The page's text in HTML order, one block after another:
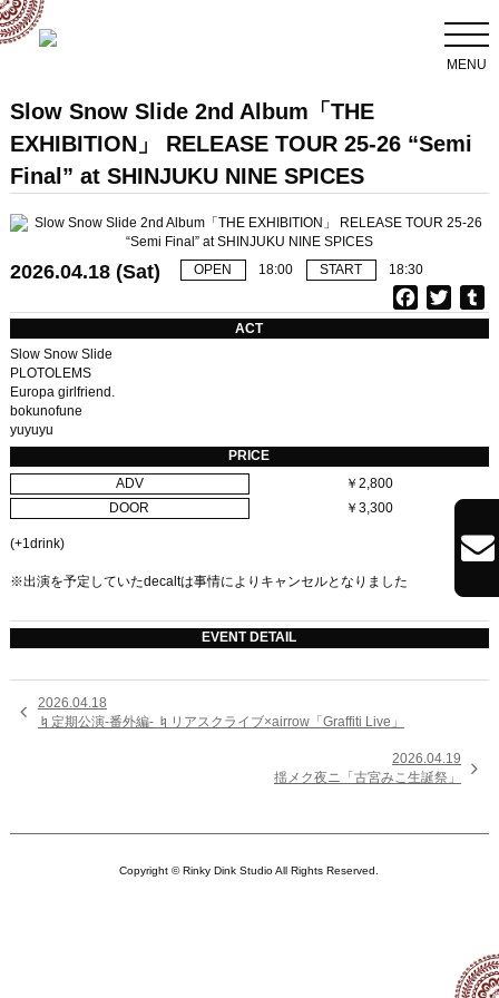
MENU
Slow Snow Slide 2nd Album「THE
EXHIBITION」 RELEASE TOUR 25-26 “Semi
Final” at SHINJUKU NINE SPICES
2026.04.18 (Sat) OPEN 18:00 START 18:30
a
o
k
w
r
u
ACT
Slow Snow Slide
PLOTOLEMS
Europa girlfriend.
bokunofune
yuyuyu
PRICE
ADV
￥2,800
DOOR
￥3,300
(+1drink)
※出演を予定していたdecaltは事情によりキャンセルとなりました
EVENT DETAIL

2026.04.18
♮定期公演-番外編- ♮リアスクライブ×airrow「Graffiti Live」
2026.04.19
揺メク夜ニ「古宮みこ生誕祭」


Copyright © Rinky Dink Studio All Rights Reserved.